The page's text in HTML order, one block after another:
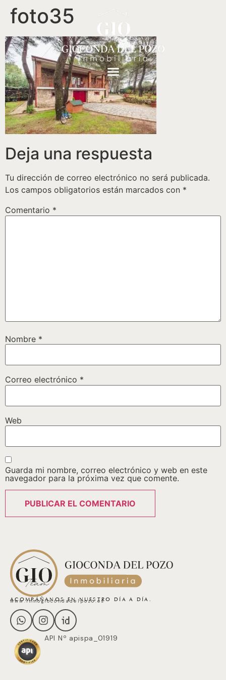
foto35
Deja una respuesta
Tu dirección de correo electrónico no será publicada.
Los campos obligatorios están marcados con *
Comentario *
Nombre *
Correo electrónico *
Web
Guarda mi nombre, correo electrónico y web en este
navegador para la próxima vez que comente.
ACOMPÁÑANOS EN NUESTRO DÍA A DÍA.
www.inmogiocondadelpozo.es
API Nº apispa_01919